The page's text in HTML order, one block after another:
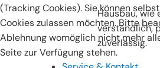
Hausbau, wie
verständlich,
zuverlässig.
(Tracking Cookies). Sie können
Cookies zulassen möchten. Bitte
Ablehnung womöglich nicht mehr
Seite zur Verfügung stehen.